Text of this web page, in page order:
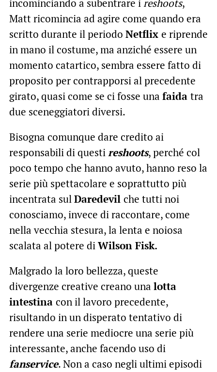
incominciando a subentrare ireshoots,
Matt ricomincia ad agire come quando era
scritto durante il periodo Netflix e riprende
in mano il costume, ma anziché essere un
momento catartico, sembra essere fatto di
proposito per contrapporsi al precedente
girato, quasi come se ci fosse una faida tra
due sceneggiatori diversi.
Bisogna comunque dare credito ai
responsabili di questireshoots, perché col
poco tempo che hanno avuto, hanno reso la
serie più spettacolare e soprattutto più
incentrata sulDaredevil che tutti noi
conosciamo, invece di raccontare, come
nella vecchia stesura, la lenta e noiosa
scalata al potere diWilson Fisk.
Malgrado la loro bellezza, queste
divergenze creative creano una lotta
intestina con il lavoro precedente,
risultando in un disperato tentativo di
rendere una serie mediocre una serie più
interessante, anche facendo uso di
fanservice. Non a caso negli ultimi episodi